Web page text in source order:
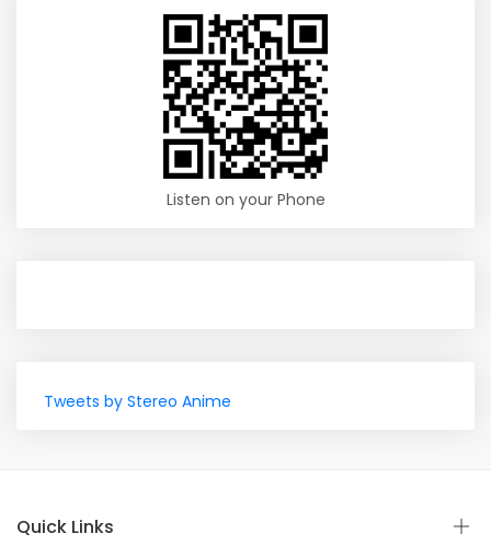
Listen on your Phone
Tweets by Stereo Anime
Quick Links